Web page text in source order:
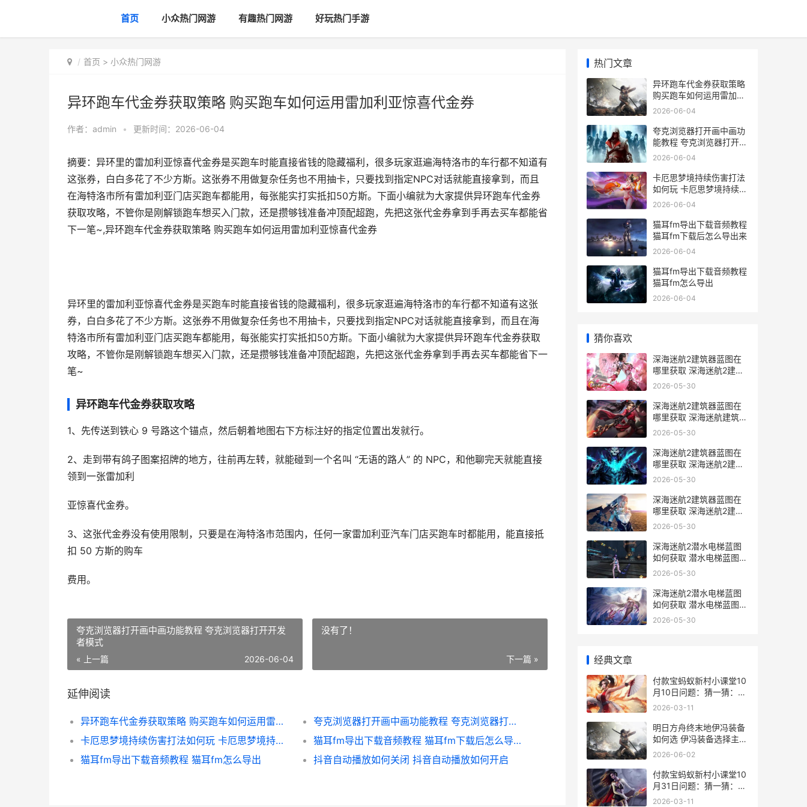
首页 小众热门网游 有趣热门网游 好玩热门手游
首页 > 小众热门网游
异环跑车代金券获取策略 购买跑车如何运用雷加利亚惊喜代金券
作者： admin • 更新时间：2026-06-04
摘要：异环里的雷加利亚惊喜代金券是买跑车时能直接省钱的隐藏福利，很多玩家逛遍海特洛市的车行都不知道有
这张券，白白多花了不少方斯。这张券不用做复杂任务也不用抽卡，只要找到指定NPC对话就能直接拿到，而且
在海特洛市所有雷加利亚门店买跑车都能用，每张能实打实抵扣50方斯。下面小编就为大家提供异环跑车代金券
获取攻略，不管你是刚解锁跑车想买入门款，还是攒够钱准备冲顶配超跑，先把这张代金券拿到手再去买车都能省
下一笔~,异环跑车代金券获取策略 购买跑车如何运用雷加利亚惊喜代金券
异环里的雷加利亚惊喜代金券是买跑车时能直接省钱的隐藏福利，很多玩家逛遍海特洛市的车行都不知道有这张
券，白白多花了不少方斯。这张券不用做复杂任务也不用抽卡，只要找到指定NPC对话就能直接拿到，而且在海
特洛市所有雷加利亚门店买跑车都能用，每张能实打实抵扣50方斯。下面小编就为大家提供异环跑车代金券获取
攻略，不管你是刚解锁跑车想买入门款，还是攒够钱准备冲顶配超跑，先把这张代金券拿到手再去买车都能省下一
笔~
异环跑车代金券获取攻略
1、先传送到铁心 9 号路这个锚点，然后朝着地图右下方标注好的指定位置出发就行。
2、走到带有鸽子图案招牌的地方，往前再左转，就能碰到一个名叫 “无语的路人” 的 NPC，和他聊完天就能直接
领到一张雷加利
亚惊喜代金券。
3、这张代金券没有使用限制，只要是在海特洛市范围内，任何一家雷加利亚汽车门店买跑车时都能用，能直接抵
扣 50 方斯的购车
费用。
夸克浏览器打开画中画功能教程 夸克浏览器打开开发
者模式
« 上一篇 2026-06-04
没有了！
下一篇 »
延伸阅读
异环跑车代金券获取策略 购买跑车如何运用雷加利亚惊喜代金券
夸克浏览器打开画中画功能教程 夸克浏览器打开开发者模式
卡厄思梦境持续伤害打法如何玩 卡厄思梦境持续伤害和额外伤害是什么
猫耳fm导出下载音频教程 猫耳fm下载后怎么导出来
猫耳fm导出下载音频教程 猫耳fm怎么导出
抖音自动播放如何关闭 抖音自动播放如何开启
热门文章
异环跑车代金券获取策略
购买跑车如何运用雷加利
亚惊喜代金券
2026-06-04
夸克浏览器打开画中画功
能教程 夸克浏览器打开开
发者模式
2026-06-04
卡厄思梦境持续伤害打法
如何玩 卡厄思梦境持续伤
害和额外伤害是什么
2026-06-04
猫耳fm导出下载音频教程
猫耳fm下载后怎么导出来
2026-06-04
猫耳fm导出下载音频教程
猫耳fm怎么导出
2026-06-04
猜你喜欢
深海迷航2建筑器蓝图在
哪里获取 深海迷航2建筑
枪
2026-05-30
深海迷航2建筑器蓝图在
哪里获取 深海迷航建筑布
局
2026-05-30
深海迷航2建筑器蓝图在
哪里获取 深海迷航2建筑
bug
2026-05-30
深海迷航2建筑器蓝图在
哪里获取 深海迷航2建筑
无法拆除
2026-05-30
深海迷航2潜水电梯蓝图
如何获取 潜水电梯蓝图获
取策略 深海迷航2潜水电
2026-05-30
深海迷航2潜水电梯蓝图
如何获取 潜水电梯蓝图获
取策略 深海迷航2潜水服
2026-05-30
经典文章
​付款宝蚂蚁新村小课堂10
月10日问题：猜一猜：
“博士”作为官名最早出现
2026-03-11
明日方舟终末地伊冯装备
如何选 伊冯装备选择主推
明日方舟终末地新版本时
2026-06-02
付款宝蚂蚁新村小课堂10
月31日问题：猜一猜：红
绿灯最早是为了指挥啥子
2026-03-11